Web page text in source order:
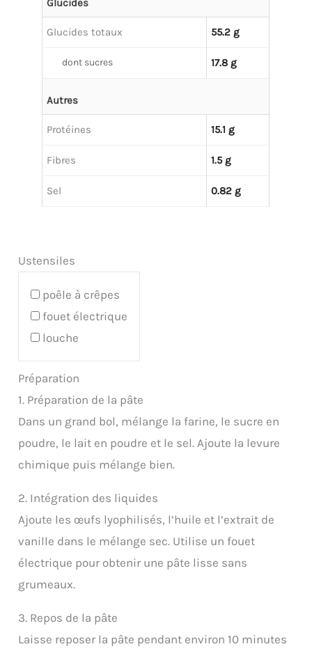
Glucides
Glucides totaux 55.2 g
dont sucres 17.8 g
Autres
Protéines 15.1 g
Fibres 1.5 g
Sel 0.82 g
Ustensiles
poêle à crêpes
fouet électrique
louche
Préparation
1. Préparation de la pâte
Dans un grand bol, mélange la farine, le sucre en
poudre, le lait en poudre et le sel. Ajoute la levure
chimique puis mélange bien.
2. Intégration des liquides
Ajoute les œufs lyophilisés, l’huile et l’extrait de
vanille dans le mélange sec. Utilise un fouet
électrique pour obtenir une pâte lisse sans
grumeaux.
3. Repos de la pâte
Laisse reposer la pâte pendant environ 10 minutes